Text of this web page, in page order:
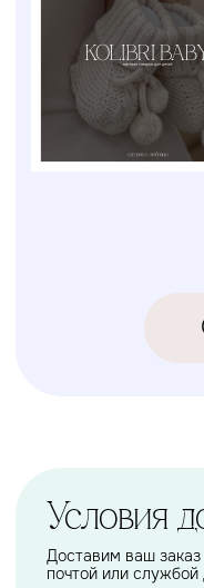
ИП Карпов Никита Юрьевич
ОГРНИП 320774600219809
ИНН 770973357104